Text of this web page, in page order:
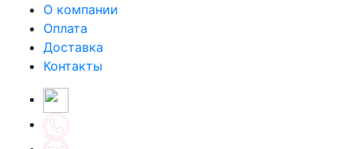
О компании
Оплата
Доставка
Контакты